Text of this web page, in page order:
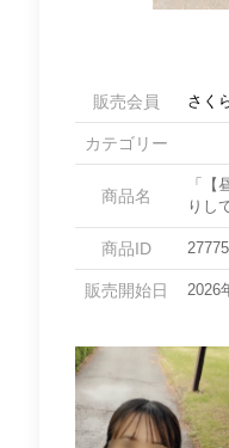
販売会員 さく
カテゴリー
商品名
「【
りし
商品ID
販売開始日 2026